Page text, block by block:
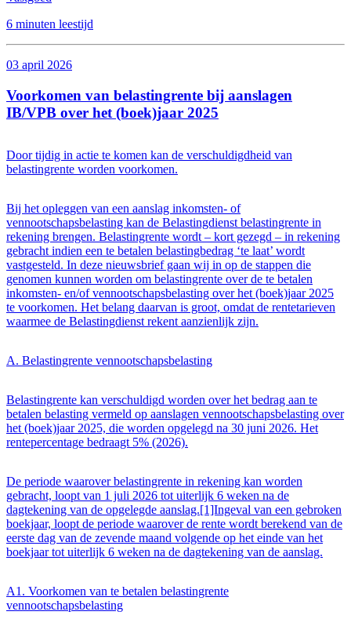
6 minuten leestijd
03 april 2026
Voorkomen van belastingrente bij aanslagen
IB/VPB over het (boek)jaar 2025
Door tijdig in actie te komen kan de verschuldigdheid van
belastingrente worden voorkomen.
Bij het opleggen van een aanslag inkomsten- of
vennootschapsbelasting kan de Belastingdienst belastingrente in
rekening brengen. Belastingrente wordt – kort gezegd – in rekening
gebracht indien een te betalen belastingbedrag ‘te laat’ wordt
vastgesteld. In deze nieuwsbrief gaan wij in op de stappen die
genomen kunnen worden om belastingrente over de te betalen
inkomsten- en/of vennootschapsbelasting over het (boek)jaar 2025
te voorkomen. Het belang daarvan is groot, omdat de rentetarieven
waarmee de Belastingdienst rekent aanzienlijk zijn.
A. Belastingrente vennootschapsbelasting
Belastingrente kan verschuldigd worden over het bedrag aan te
betalen belasting vermeld op aanslagen vennootschapsbelasting over
het (boek)jaar 2025, die worden opgelegd na 30 juni 2026. Het
rentepercentage bedraagt 5% (2026).
De periode waarover belastingrente in rekening kan worden
gebracht, loopt van 1 juli 2026 tot uiterlijk 6 weken na de
dagtekening van de opgelegde aanslag.[1]Ingeval van een gebroken
boekjaar, loopt de periode waarover de rente wordt berekend van de
eerste dag van de zevende maand volgende op het einde van het
boekjaar tot uiterlijk 6 weken na de dagtekening van de aanslag.
A1. Voorkomen van te betalen belastingrente
vennootschapsbelasting